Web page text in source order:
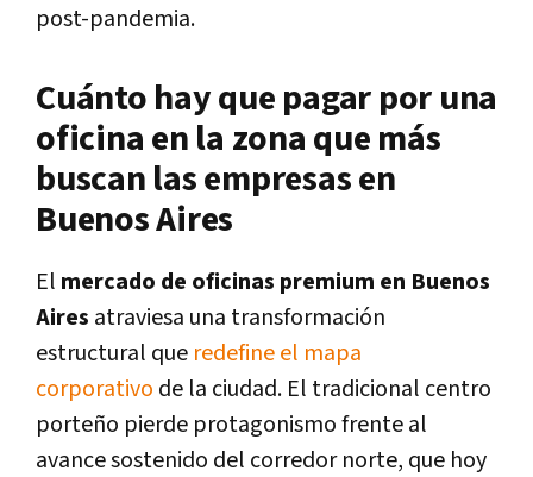
post-pandemia.
Cuánto hay que pagar por una
oficina en la zona que más
buscan las empresas en
Buenos Aires
El mercado de oficinas premium en Buenos
Aires atraviesa una transformación
estructural que redefine el mapa
corporativo de la ciudad. El tradicional centro
porteño pierde protagonismo frente al
avance sostenido del corredor norte, que hoy